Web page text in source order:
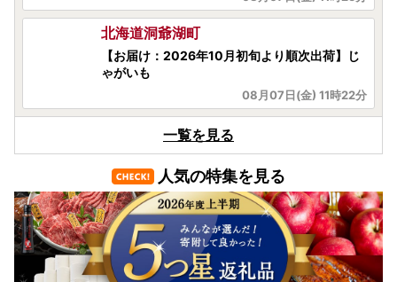
北海道洞爺湖町
【お届け：2026年10月初旬より順次出荷】じ
ゃがいも
08月07日(金) 11時22分
高知県土佐市
美しい透かし模様！高級ポケットティッシュ
08月07日(金) 12時08分
兵庫県加古川市
播磨メルカートのクリームチーズ
一覧を見る
人気の特集を見る